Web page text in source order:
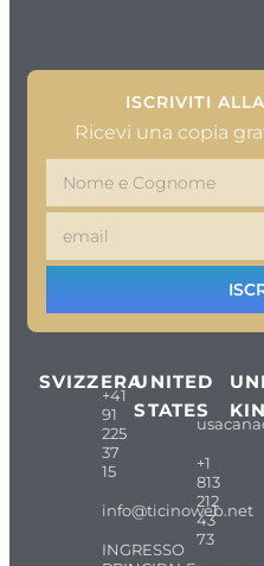
ISCRIVITI
Ricevi una copia
SVIZZERA
+41
91
225
37
15
info@ticinoweb.net
INGRESSO
UNITED
STATES
+1
813
212
43
73